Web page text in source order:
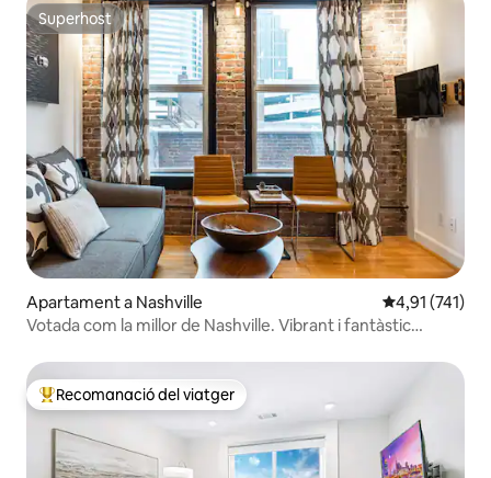
Superhost
Superhost
Apartament a Nashville 4,91 de
4,91 (741)
Votada com la millor de Nashville. Vibrant i fantàstic
Principals recomanacions dels viatgers
Recomanació del viatger